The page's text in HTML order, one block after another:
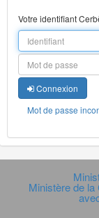
Votre identifiant
Connexion
Mot de passe
Ministère de